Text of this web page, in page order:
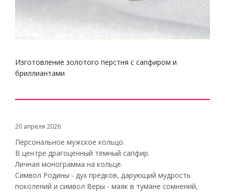
Изготовление золотого перстня с сапфиром и
бриллиантами
20 апреля 2026
Персональное мужское кольцо.
В центре драгоценный тёмный сапфир.
Личная монограмма на кольце.
Символ Родины - дух предков, дарующий мудрость
поколений и символ Веры - маяк в тумане сомнений,